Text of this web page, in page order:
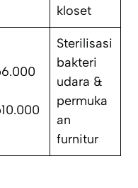
kloset
Sterilisasi
bakteri
udara &
permuka
an
furnitur